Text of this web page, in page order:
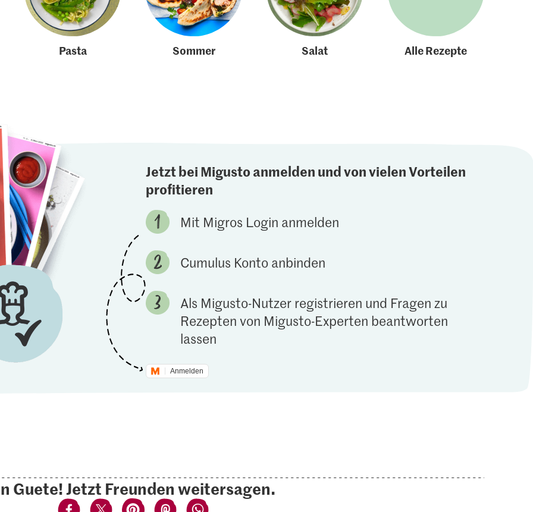
Pasta Sommer Salat Alle Rezepte
Jetzt bei Migusto anmelden und von vielen Vorteilen
profitieren
Mit Migros Login anmelden
Cumulus Konto anbinden
Als Migusto-Nutzer registrieren und Fragen zu
Rezepten von Migusto-Experten beantworten
lassen
Anmelden
Guete! Jetzt Freunden weitersagen.